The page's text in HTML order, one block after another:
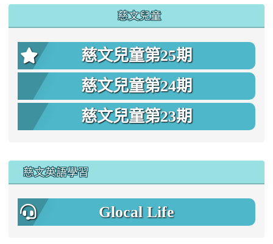
慈文兒童
慈文兒童第25期
慈文兒童第24期
慈文兒童第23期
::: 慈文英語學習
Glocal Life